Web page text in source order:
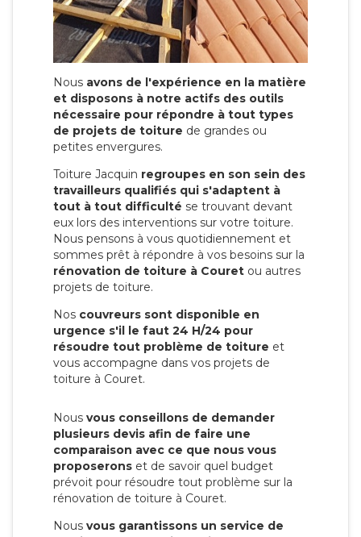
Nous avons de l'expérience en la matière
et disposons à notre actifs des outils
nécessaire pour répondre à tout types
de projets de toiture de grandes ou
petites envergures.
Toiture Jacquin regroupes en son sein des
travailleurs qualifiés qui s'adaptent à
tout à tout difficulté se trouvant devant
eux lors des interventions sur votre toiture.
Nous pensons à vous quotidiennement et
sommes prêt à répondre à vos besoins sur la
rénovation de toiture à Couret ou autres
projets de toiture.
Nos couvreurs sont disponible en
urgence s'il le faut 24 H/24 pour
résoudre tout problème de toiture et
vous accompagne dans vos projets de
toiture à Couret.
Nous vous conseillons de demander
plusieurs devis afin de faire une
comparaison avec ce que nous vous
proposerons et de savoir quel budget
prévoit pour résoudre tout problème sur la
rénovation de toiture à Couret.
Nous vous garantissons un service de